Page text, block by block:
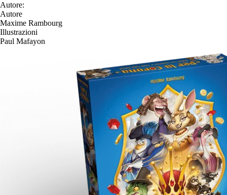
Autore:
Autore
Maxime Rambourg
Illustrazioni
Paul Mafayon